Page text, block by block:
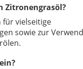
Zitronengrasöl?
für vielseitige
sowie zur